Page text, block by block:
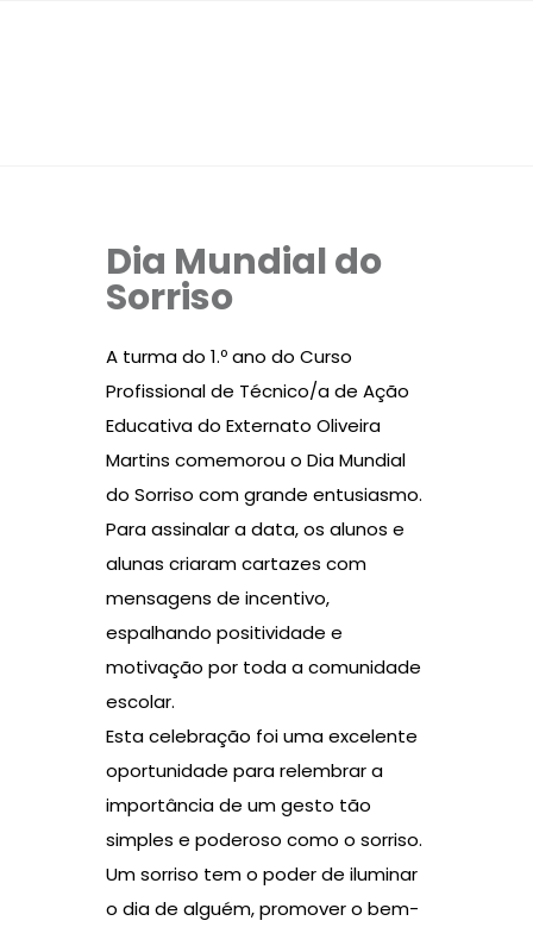
Dia Mundial do
Sorriso
A turma do 1.º ano do Curso
Profissional de Técnico/a de Ação
Educativa do Externato Oliveira
Martins comemorou o Dia Mundial
do Sorriso com grande entusiasmo.
Para assinalar a data, os alunos e
alunas criaram cartazes com
mensagens de incentivo,
espalhando positividade e
motivação por toda a comunidade
escolar.
Esta celebração foi uma excelente
oportunidade para relembrar a
importância de um gesto tão
simples e poderoso como o sorriso.
Um sorriso tem o poder de iluminar
o dia de alguém, promover o bem-